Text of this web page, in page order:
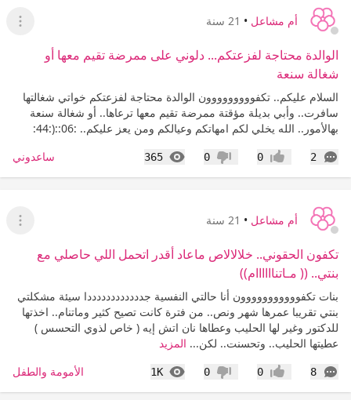
أم مشاعل • 21 سنة
عرض
الوالدة محتاجة لفزعتكم... دلوني على ممرضة تقيم معها أو
شغالة سنعة
السلام عليكم.. تكفووووووووون الوالدة محتاجة لفزعتكم خواتي شغالتها
سافرت.. وأبي بديلة مؤقتة ممرضة تقيم معها ترعاها.. أو شغالة سنعة
بهالأمور.. الله يخلي لكم امهاتكم وعيالكم ومن يعز عليكم.. :06::(:44:
2
التعليقات إعجاب0 عدم إعجاب
0
365
المشاهدات ساعدوني
أم مشاعل • 21 سنة
عرض
تكفون الحقوني.. خلالالاص ماعاد أقدر اتحمل اللي حاصلي مع
بنتي.. (( مـاتناااااام))
بنات تكفووووووووووون أنا حالتي النفسية جددددددددددددا سيئة مشكلتي
بنتي تقريبا عمرها شهر ونص.. من فترة كانت تصيح كثير وماتنام.. اخذتها
للدكتور وغير لها الحليب وعطاها نان اتش إيه ( خاص لذوي التحسس )
عطيتها الحليب.. وتحسنت.. لكن... المزيد
8
التعليقات إعجاب0 عدم إعجاب
0
1K
المشاهدات الأمومة والطفل